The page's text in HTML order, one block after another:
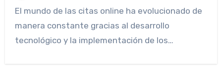
El mundo de las citas online ha evolucionado de
manera constante gracias al desarrollo
tecnológico y la implementación de los…